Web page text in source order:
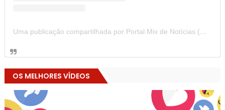
Uma publicação compartilhada por Portal Mix de Notícias (@portalmixdenoticias)
OS MELHORES VÍDEOS